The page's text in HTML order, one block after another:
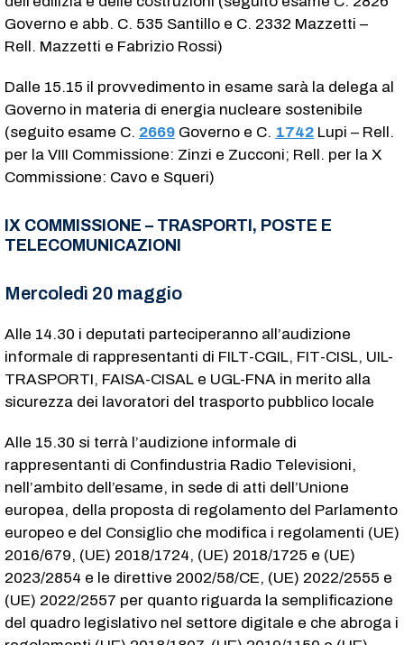
Governo e abb. C. 535​ Santillo e C. 2332​ Mazzetti –
Rell. Mazzetti e Fabrizio Rossi)
Dalle 15.15 il provvedimento in esame sarà la delega al
Governo in materia di energia nucleare sostenibile
(seguito esame C. 2669 ​ Governo e C. 1742 ​ Lupi – Rell.
per la VIII Commissione: Zinzi e Zucconi; Rell. per la X
Commissione: Cavo e Squeri)
IX COMMISSIONE – TRASPORTI, POSTE E
TELECOMUNICAZIONI
Mercoledì 20 maggio
Alle 14.30 i deputati parteciperanno all’audizione
informale di rappresentanti di FILT-CGIL, FIT-CISL, UIL-
TRASPORTI, FAISA-CISAL e UGL-FNA in merito alla
sicurezza dei lavoratori del trasporto pubblico locale
Alle 15.30 si terrà l’audizione informale di
rappresentanti di Confindustria Radio Televisioni,
nell’ambito dell’esame, in sede di atti dell’Unione
europea, della proposta di regolamento del Parlamento
europeo e del Consiglio che modifica i regolamenti (UE)
2016/679, (UE) 2018/1724, (UE) 2018/1725 e (UE)
2023/2854 e le direttive 2002/58/CE, (UE) 2022/2555 e
(UE) 2022/2557 per quanto riguarda la semplificazione
del quadro legislativo nel settore digitale e che abroga i